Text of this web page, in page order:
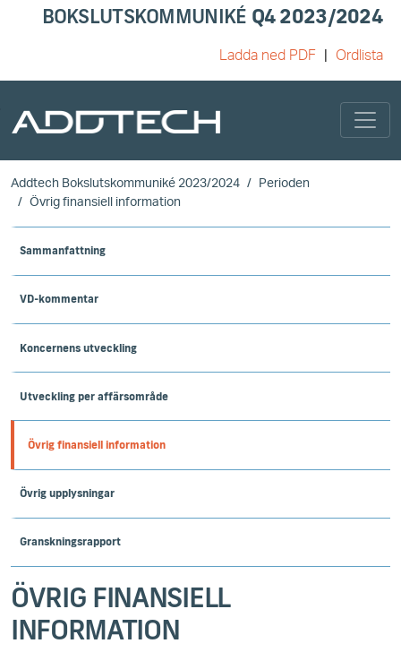
BOKSLUTSKOMMUNIKÉ Q4 2023/2024
Ladda ned PDF Ordlista
Skip to main content
Addtech Bokslutskommuniké 2023/2024
Perioden
Övrig finansiell information
Sammanfattning
VD-kommentar
Koncernens utveckling
Utveckling per affärsområde
Övrig finansiell information
Övrig upplysningar
Granskningsrapport
ÖVRIG FINANSIELL
INFORMATION